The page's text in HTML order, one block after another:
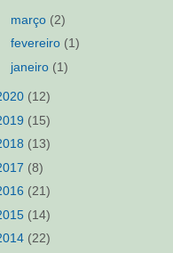
março (2)
fevereiro (1)
janeiro (1)
(12)
(15)
(13)
(8)
(21)
(14)
(22)